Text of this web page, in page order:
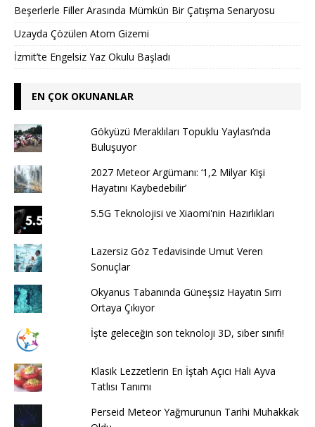
Beşerlerle Filler Arasında Mümkün Bir Çatışma Senaryosu
Uzayda Çözülen Atom Gizemi
İzmit’te Engelsiz Yaz Okulu Başladı
EN ÇOK OKUNANLAR
Gökyüzü Meraklıları Topuklu Yaylası’nda
Buluşuyor
2027 Meteor Argümanı: ‘1,2 Milyar Kişi
Hayatını Kaybedebilir’
5.5G Teknolojisi ve Xiaomi'nin Hazırlıkları
Lazersiz Göz Tedavisinde Umut Veren
Sonuçlar
Okyanus Tabanında Güneşsiz Hayatın Sırrı
Ortaya Çıkıyor
İşte geleceğin son teknoloji 3D, siber sınıfı!
Klasik Lezzetlerin En İştah Açıcı Hali Ayva
Tatlısı Tanımı
Perseid Meteor Yağmurunun Tarihi Muhakkak